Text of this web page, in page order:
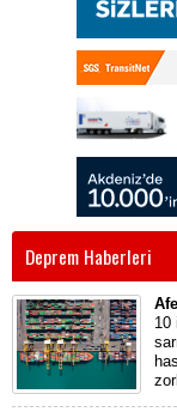
Deprem Haberleri
10